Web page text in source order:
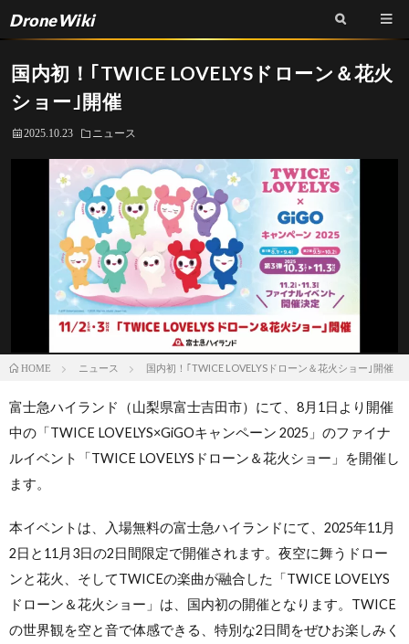
DroneWiki
国内初！｢TWICE LOVELYSドローン＆花火
ショー｣開催
2025.10.23 ニュース
HOME ニュース 国内初！｢TWICE LOVELYSドローン＆花火ショー｣開催
富士急ハイランド（山梨県富士吉田市）にて、8月1日より開催
中の「TWICE LOVELYS×GiGOキャンペーン 2025」のファイナ
ルイベント「TWICE LOVELYSドローン＆花火ショー」を開催し
ます。
本イベントは、入場無料の富士急ハイランドにて、2025年11月
2日と11月3日の2日間限定で開催されます。夜空に舞うドロー
ンと花火、そしてTWICEの楽曲が融合した「TWICE LOVELYS
ドローン＆花火ショー」は、国内初の開催となります。TWICE
の世界観を空と音で体感できる、特別な2日間をぜひお楽しみく